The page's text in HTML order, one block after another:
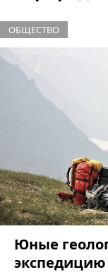
ОБЩЕСТВО
Юные